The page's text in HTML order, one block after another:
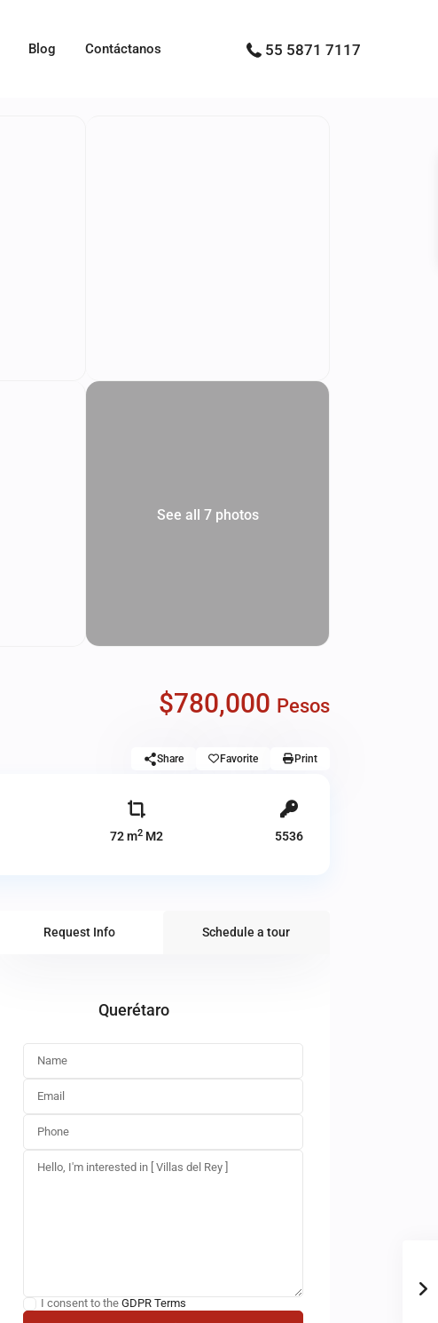
Blog Contáctanos 55 5871 7117
See all 7 photos
$780,000 Pesos
Share Favorite Print
72 m2 M2 5536
Request Info Schedule a tour
Querétaro
I consent to the GDPR Terms